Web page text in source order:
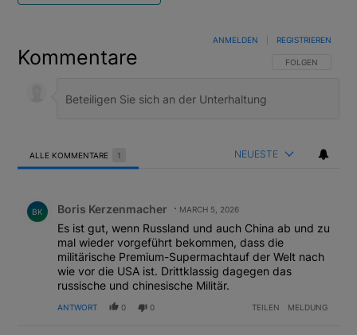
Kommentare FOLGE DIESER
FOLGEN
ANMELDEN REGISTRIEREN
ALLE KOMMENTARE 1 NEUESTE
BK Boris Kerzenmacher MARCH 5, 2026
Es ist gut, wenn Russland und auch China ab und zu
mal wieder vorgeführt bekommen, dass die
militärische Premium-Supermachtauf der Welt nach
wie vor die USA ist. Drittklassig dagegen das
russische und chinesische Militär.
ANTWORT 0 0 TEILEN MELDUNG